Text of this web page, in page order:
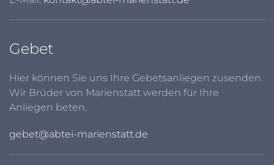
Gebet
Hier können Sie uns Ihre Gebetsanliegen zusenden.
Wir Brüder von Marienstatt werden für Ihre
Anliegen beten.
gebet@abtei-marienstatt.de